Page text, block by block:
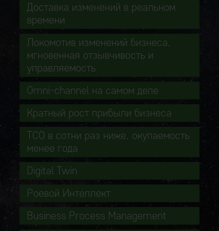
Доставка изменений в реальном
времени
Локомотив изменений бизнеса,
мгновенная отзывчивость и
управляемость
Omni-channel на самом деле
Кратный рост прибыли бизнеса
TCO в сотни раз ниже, окупаемость
менее года
Digital Twin
Роевой Интеллект
Business Process Management